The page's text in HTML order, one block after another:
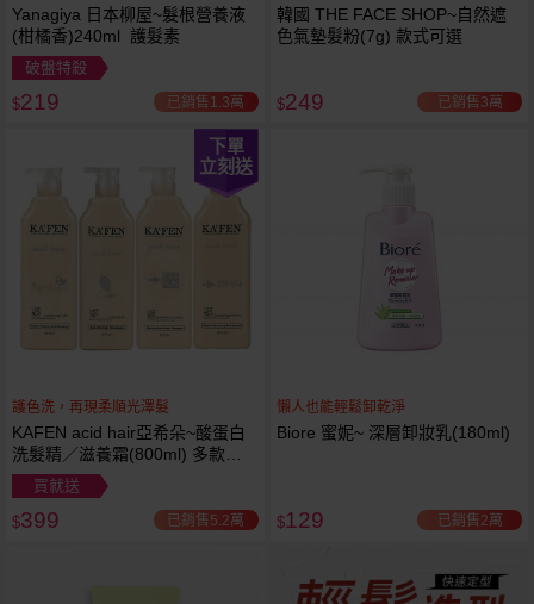
Yanagiya 日本柳屋~髮根營養液
(柑橘香)240ml 護髮素
破盤特殺
$219 已銷售1.3萬
韓國 THE FACE SHOP~自然遮
色氣墊髮粉(7g) 款式可選
$249 已銷售3萬
下單
立刻送
護色洗，再現柔順光澤髮
KAFEN acid hair亞希朵~酸蛋白
洗髮精／滋養霜(800ml) 多款可
選
買就送
$399 已銷售5.2萬
懶人也能輕鬆卸乾淨
Biore 蜜妮~ 深層卸妝乳(180ml)
$129 已銷售2萬